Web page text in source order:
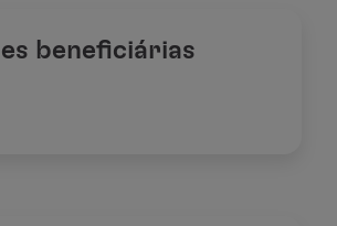
beneficiárias